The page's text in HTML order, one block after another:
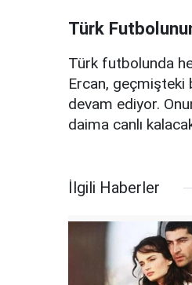
Türk
Türk futbolunda
Ercan, geçmişteki
devam ediyor.
daima canlı
İlgili Haberler